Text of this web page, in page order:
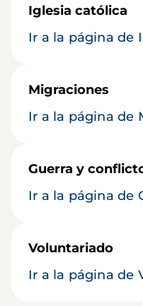
Iglesia católica
Ir a la página de
Migraciones
Ir a la página de
Guerra y
Ir a la página de
Voluntariado
Ir a la página de